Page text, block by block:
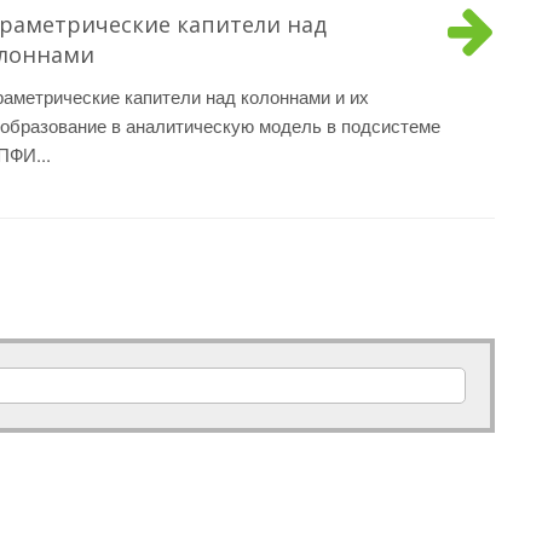
капители над
капители над колоннами и их
в аналитическую модель в подсистеме